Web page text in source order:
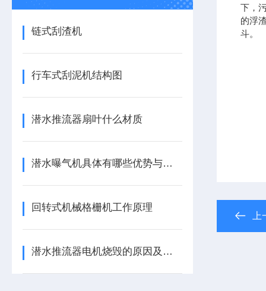
链式刮渣机
行车式刮泥机结构图
潜水推流器扇叶什么材质
潜水曝气机具体有哪些优势与特点
回转式机械格栅机工作原理
潜水推流器电机烧毁的原因及缓解方法
下，
的浮
斗。